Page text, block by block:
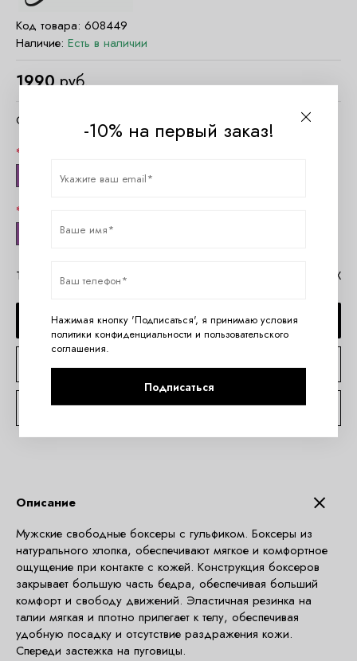
Код товара: 608449
Наличие: Есть в наличии
1990руб.
Очистить параметры
Таблица размеров Ysabel Mora Помощь в MAX
ДОБАВИТЬ В КОРЗИНУ
КУПИТЬ В 1 КЛИК
КОНСУЛЬТАЦИЯ ПО TELEGRAM
Описание
Мужские свободные боксеры с гульфиком. Боксеры из
натурального хлопка, обеспечивают мягкое и комфортное
ощущение при контакте с кожей. Конструкция боксеров
закрывает большую часть бедра, обеспечивая больший
комфорт и свободу движений. Эластичная резинка на
талии мягкая и плотно прилегает к телу, обеспечивая
удобную посадку и отсутствие раздражения кожи.
Спереди застежка на пуговицы.
-10% на первый заказ!
Нажимая кнопку 'Подписаться', я принимаю условия
политики конфиденциальности и пользовательского
соглашения.
Подписаться